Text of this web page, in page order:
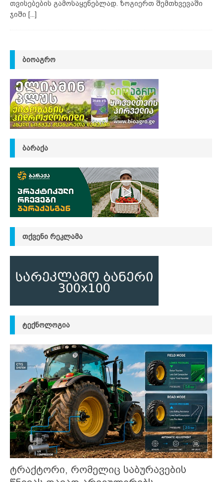
თვისებების გამოსაყენებლად. ზოგიერთ შემთხვევაში
ჯიში [...]
ᲑᲘᲝᲐᲒᲠᲝ
ᲑᲐᲠᲐᲥᲐ
ᲗᲥᲕᲔᲜᲘ ᲠᲔᲙᲚᲐᲛᲐ
ᲢᲔᲥᲜᲝᲚᲝᲒᲘᲐ
ტრაქტორი, რომელიც საბურავების